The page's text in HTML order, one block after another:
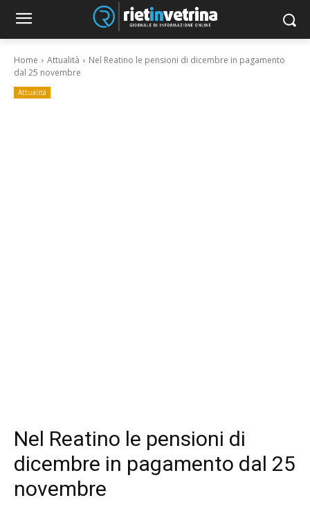
Home Attualità
Nel Reatino le pensioni di dicembre in pagamento
dal 25 novembre
Attualità
Nel Reatino le pensioni di
dicembre in pagamento dal 25
novembre